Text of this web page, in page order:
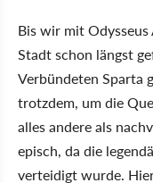
Bis wir mit
Stadt schon längst
Verbündeten Sparta
trotzdem, um die
alles andere als
episch, da die
verteidigt wurde.